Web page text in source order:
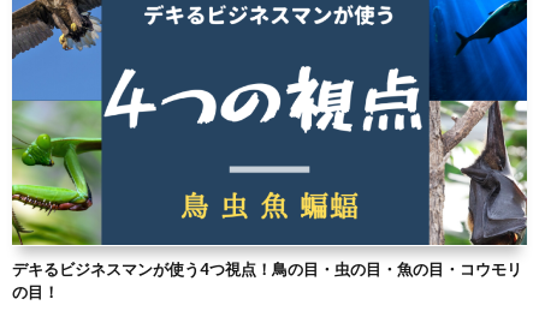
デキるビジネスマンが使う4つ視点！鳥の目・虫の目・魚の目・コウモリ
の目！